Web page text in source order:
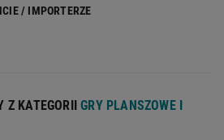
/ IMPORTERZE
Z KATEGORIIGRY PLANSZOWE I